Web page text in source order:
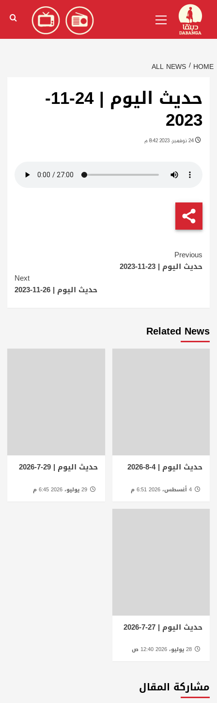
content
الإنجليزية)
Menu
HOME
ALL NEWS
حديث اليوم | 24-11-
2023
Continue
Reading
Previous
حديث اليوم | 23-11-2023
Next
حديث اليوم | 26-11-2023
Related News
حديث اليوم | 4-8-2026 حديث اليوم | 29-7-2026
29 يوليو، 2026 6:45 م
حديث اليوم | 27-7-2026
مشاركة المقال